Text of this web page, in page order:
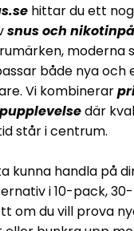
hittar du ett
snus och
moderna
både nya och
Vi kombinerar
där
står i centrum.
kunna handla på
i 10-pack,
om du vill prova